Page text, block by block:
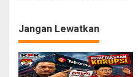
UU Pers
Jangan Lewatkan